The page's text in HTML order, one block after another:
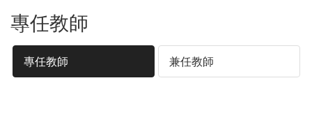
專任教師
專任教師 兼任教師